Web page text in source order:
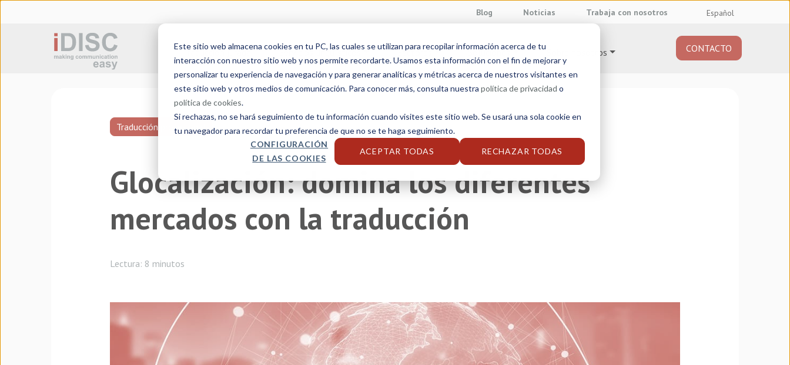
Este sitio web almacena cookies en tu PC, las cuales se utilizan para recopilar información acerca de tu
interacción con nuestro sitio web y nos permite recordarte. Usamos esta información con el fin de mejorar y
personalizar tu experiencia de navegación y para generar analíticas y métricas acerca de nuestros visitantes en
este sitio web y otros medios de comunicación. Para conocer más, consulta nuestra política de privacidad o
política de cookies.
Si rechazas, no se hará seguimiento de tu información cuando visites este sitio web. Se usará una sola cookie en
tu navegador para recordar tu preferencia de que no se te haga seguimiento.
CONFIGURACIÓN
DE LAS COOKIES
ACEPTAR TODAS RECHAZAR TODAS
Blog Noticias Trabaja con nosotros Español
Traducción jurada Servicios linguísticos Sectores Soluciones Sobre nosotros CONTACTO
Traducción profesional
Glocalización: domina los diferentes
mercados con la traducción
Lectura: 8 minutos